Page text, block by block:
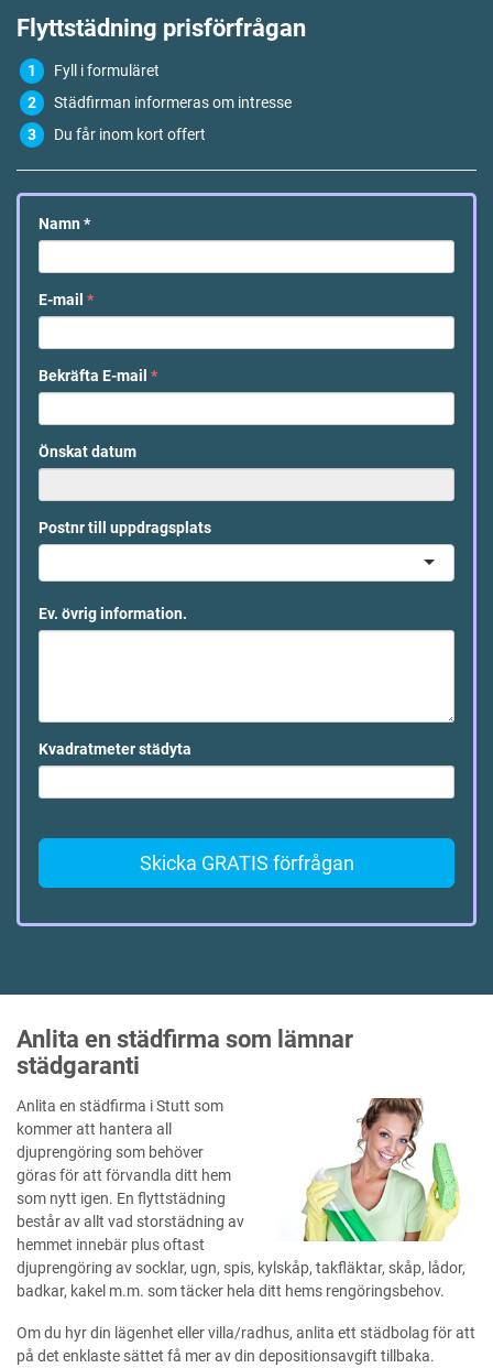
Flyttstädning prisförfrågan
Fyll i formuläret
Städfirman informeras om intresse
Du får inom kort offert
Namn *
E-mail *
Bekräfta E-mail *
Önskat datum
Postnr till uppdragsplats
Ev. övrig information.
Kvadratmeter städyta
Skicka GRATIS förfrågan
Anlita en städfirma som lämnar
städgaranti
Anlita en städfirma i Stutt som
kommer att hantera all
djuprengöring som behöver
göras för att förvandla ditt hem
som nytt igen. En flyttstädning
består av allt vad storstädning av
hemmet innebär plus oftast
djuprengöring av socklar, ugn, spis, kylskåp, takfläktar, skåp, lådor,
badkar, kakel m.m. som täcker hela ditt hems rengöringsbehov.
Om du hyr din lägenhet eller villa/radhus, anlita ett städbolag för att
på det enklaste sättet få mer av din depositionsavgift tillbaka.